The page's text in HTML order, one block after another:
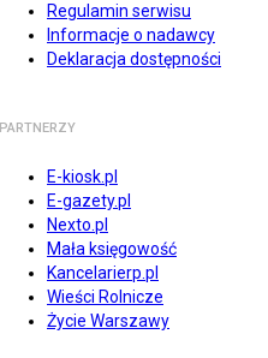
Regulamin serwisu
Informacje o nadawcy
Deklaracja dostępności
PARTNERZY
E-kiosk.pl
E-gazety.pl
Nexto.pl
Mała księgowość
Kancelarierp.pl
Wieści Rolnicze
Życie Warszawy